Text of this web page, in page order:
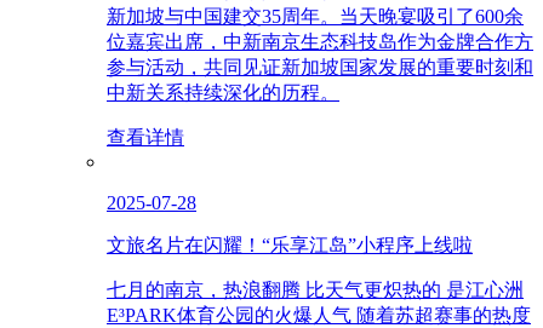
新加坡与中国建交35周年。当天晚宴吸引了600余
位嘉宾出席，中新南京生态科技岛作为金牌合作方
参与活动，共同见证新加坡国家发展的重要时刻和
中新关系持续深化的历程。
查看详情
2025-07-28
文旅名片在闪耀！“乐享江岛”小程序上线啦
七月的南京，热浪翻腾 比天气更炽热的 是江心洲
E³PARK体育公园的火爆人气 随着苏超赛事的热度